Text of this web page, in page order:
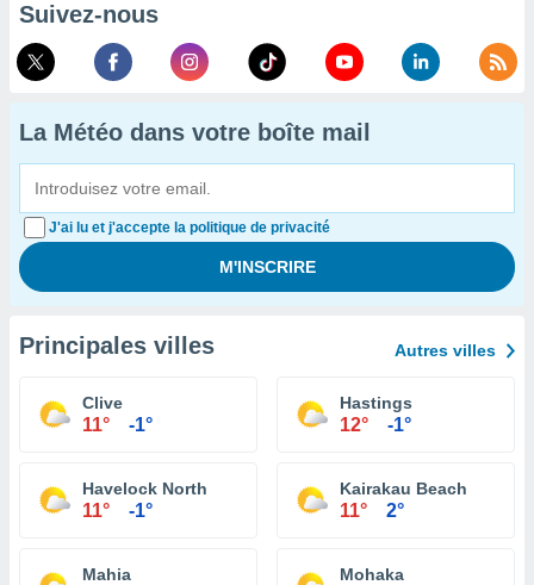
Suivez-nous
La Météo dans votre boîte mail
J'ai lu et j'accepte la politique de privacité
Principales villes Autres villes
Clive
11° -1°
Hastings
12° -1°
Havelock North
11° -1°
Kairakau Beach
11° 2°
Mahia Mohaka